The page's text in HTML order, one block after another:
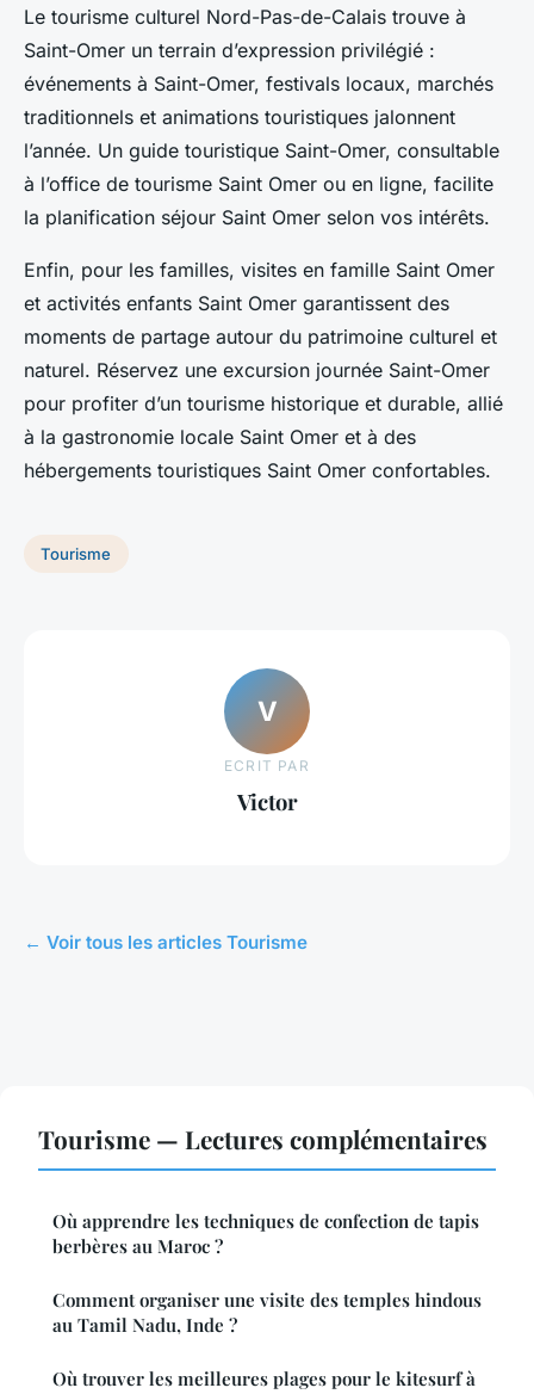
Le tourisme culturel Nord-Pas-de-Calais trouve à
Saint-Omer un terrain d’expression privilégié :
événements à Saint-Omer, festivals locaux, marchés
traditionnels et animations touristiques jalonnent
l’année. Un guide touristique Saint-Omer, consultable
à l’office de tourisme Saint Omer ou en ligne, facilite
la planification séjour Saint Omer selon vos intérêts.
Enfin, pour les familles, visites en famille Saint Omer
et activités enfants Saint Omer garantissent des
moments de partage autour du patrimoine culturel et
naturel. Réservez une excursion journée Saint-Omer
pour profiter d’un tourisme historique et durable, allié
à la gastronomie locale Saint Omer et à des
hébergements touristiques Saint Omer confortables.
Tourisme
V
ECRIT PAR
Victor
← Voir tous les articles Tourisme
Tourisme — Lectures complémentaires
Où apprendre les techniques de confection de tapis
berbères au Maroc ?
Comment organiser une visite des temples hindous
au Tamil Nadu, Inde ?
Où trouver les meilleures plages pour le kitesurf à